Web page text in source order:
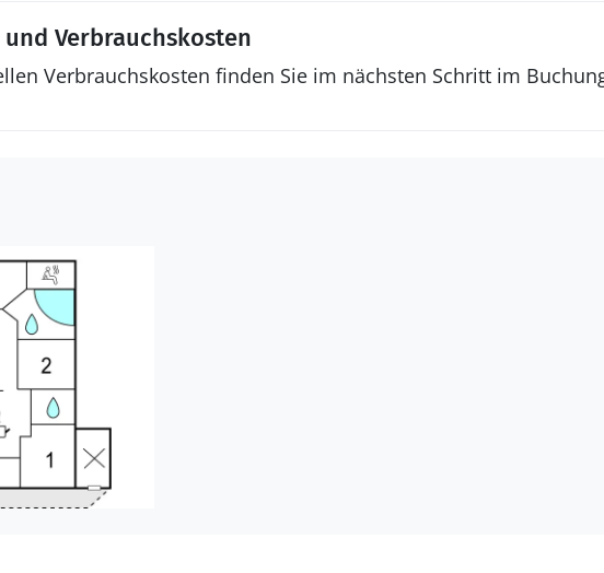
Verbrauchskosten
Verbrauchskosten finden Sie im nächsten Schritt im